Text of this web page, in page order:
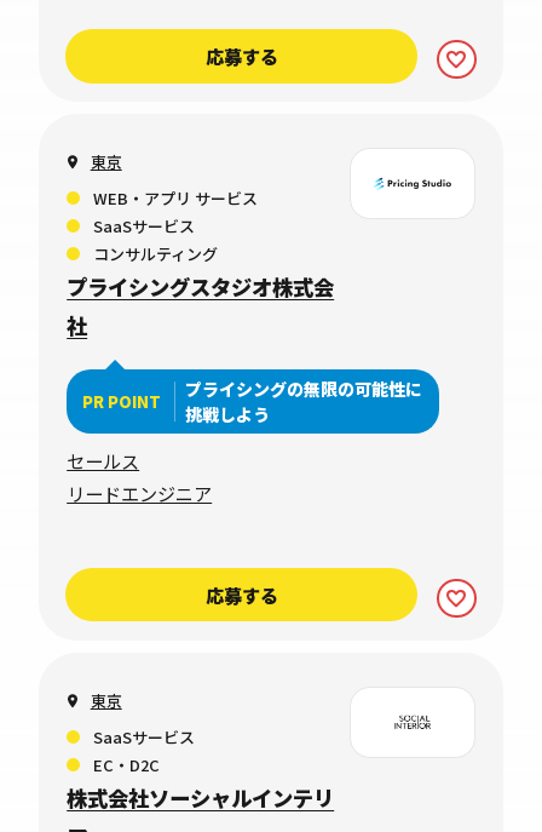
応募する
東京
WEB・アプリ サービス
SaaSサービス
コンサルティング
プライシングスタジオ株式会
社
PR POINT
プライシングの無限の可能性に
挑戦しよう
セールス
リードエンジニア
応募する
東京
SaaSサービス
EC・D2C
株式会社ソーシャルインテリ